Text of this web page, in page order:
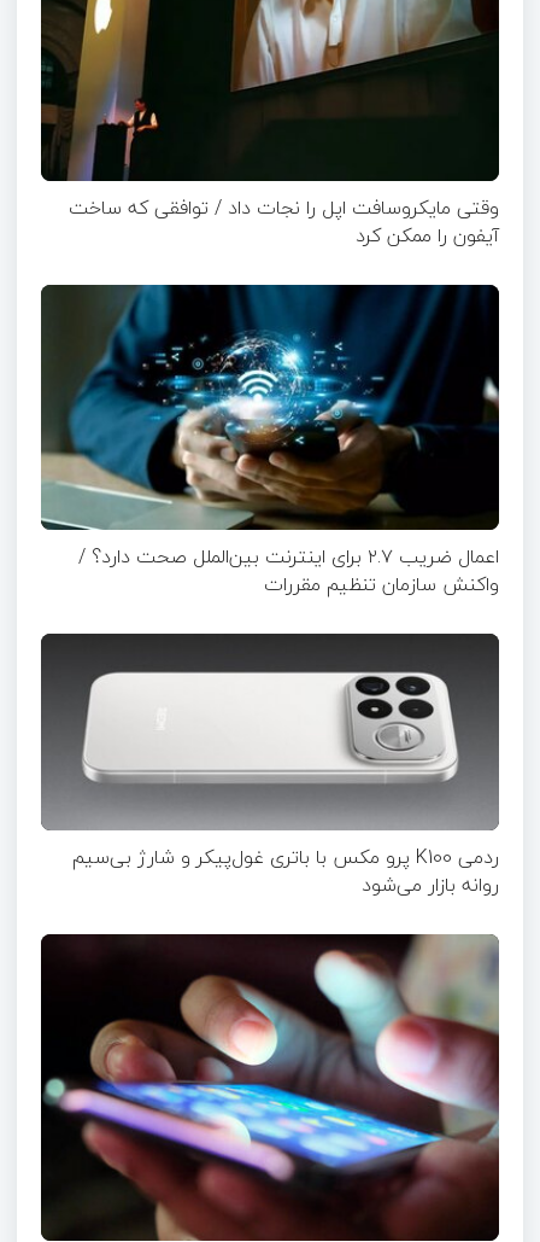
وقتی مایکروسافت اپل را نجات داد / توافقی که ساخت
آیفون را ممکن کرد
اعمال ضریب ۲.۷ برای اینترنت بین‌الملل صحت دارد؟ /
واکنش سازمان تنظیم مقررات
ردمی K100 پرو مکس با باتری غول‌پیکر و شارژ بی‌سیم
روانه بازار می‌شود